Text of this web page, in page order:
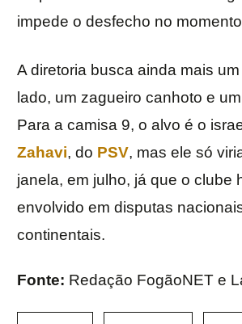
impede o desfecho no
A diretoria busca ainda mais
lado, um zagueiro canhoto e
Para a camisa 9, o alvo é o
Zahavi, do PSV, mas ele só
janela, em julho, já que o clube
envolvido em disputas
continentais.
Fonte: Redação FogãoNET e